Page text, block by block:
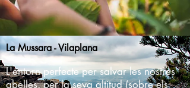
La Mussara - Vilaplana
L'entorn perfecte per salvar les nostres
abelles, per la seva altitud (sobre els